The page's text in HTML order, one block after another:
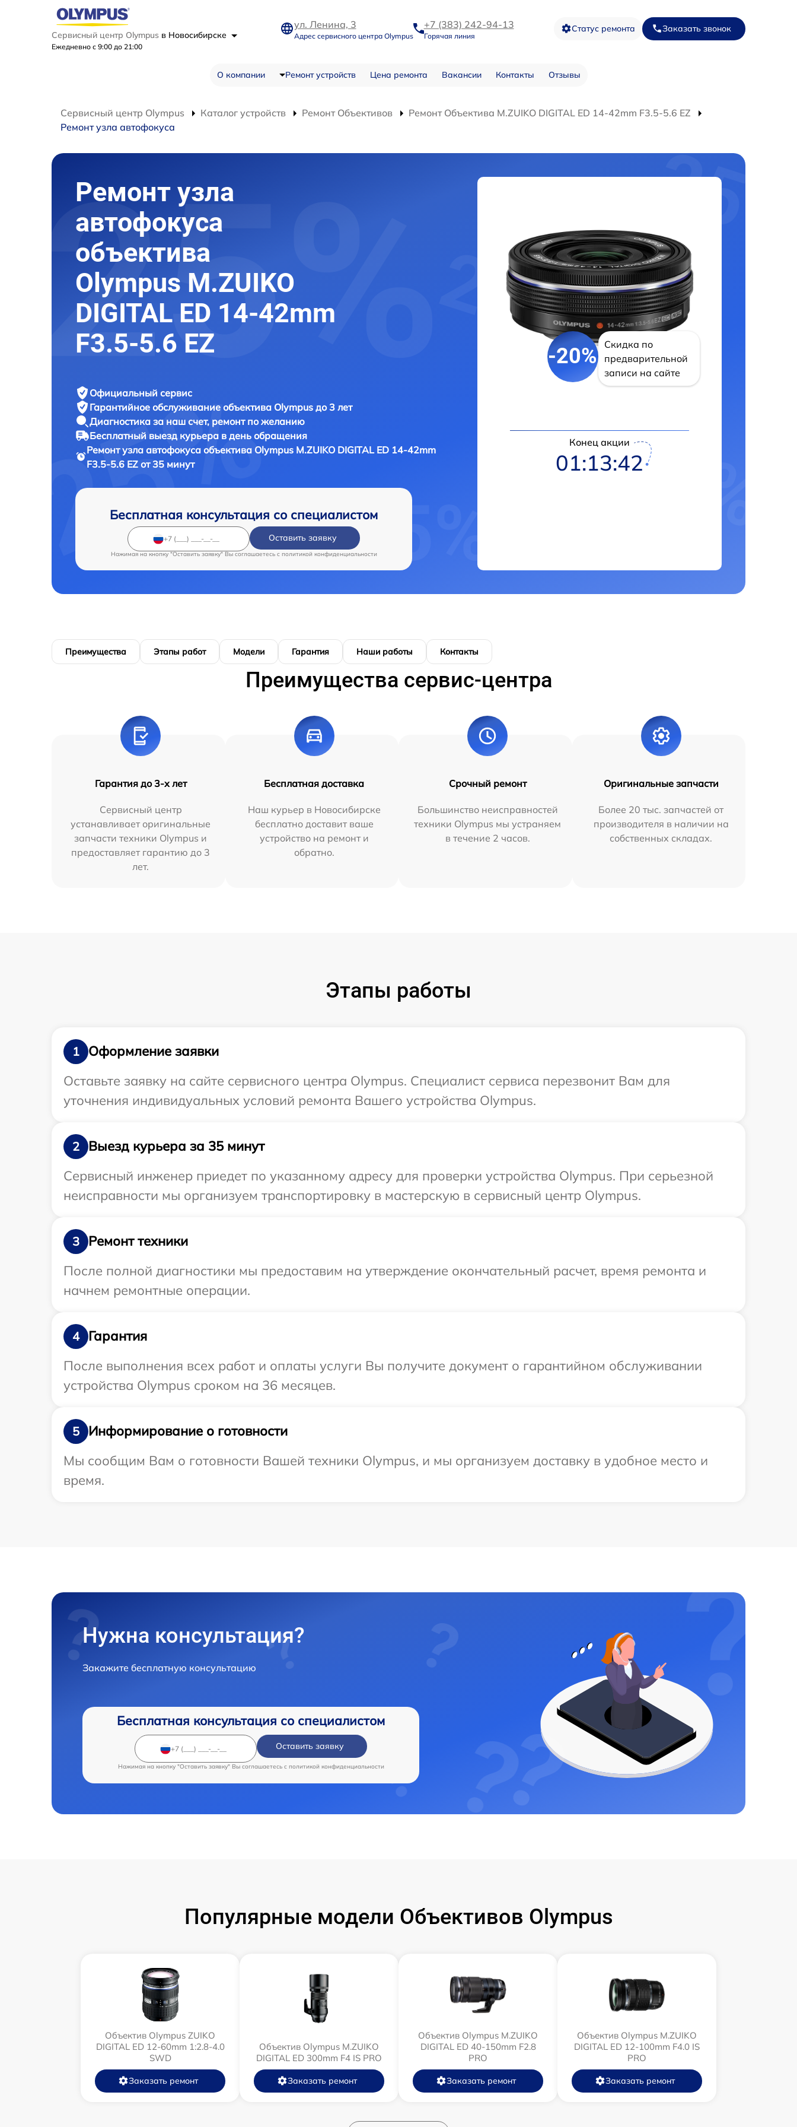
Сервисный центр Olympus в Новосибирске
Ежедневно с 9:00 до 21:00
ул. Ленина, 3
Адрес сервисного центра Olympus
+7 (383) 242-94-13
Горячая линия
Статус ремонта Заказать звонок
О компании Ремонт устройств Цена ремонта Вакансии Контакты Отзывы
Сервисный центр Olympus Каталог устройств Ремонт Объективов
Ремонт Объектива M.ZUIKO DIGITAL ED 14-42mm F3.5-5.6 EZ
Ремонт узла автофокуса
Ремонт узла
автофокуса
объектива
Olympus M.ZUIKO
DIGITAL ED 14-42mm
F3.5-5.6 EZ
Официальный сервис
Гарантийное обслуживание объектива Olympus до 3 лет
Диагностика за наш счет, ремонт по желанию
Бесплатный выезд курьера в день обращения
Ремонт узла автофокуса объектива Olympus M.ZUIKO DIGITAL ED 14-42mm
F3.5-5.6 EZ от 35 минут
Бесплатная консультация со специалистом
Оставить заявку
Нажимая на кнопку "Оставить заявку" Вы соглашаетесь c политикой конфиденциальности
-20%
Скидка по
предварительной
записи на сайте
Конец акции
01:13:41
Преимущества Этапы работ Модели Гарантия Наши работы Контакты
Преимущества сервис-центра
Гарантия до 3-х лет
Сервисный центр
устанавливает оригинальные
запчасти техники Olympus и
предоставляет гарантию до 3
лет.
Бесплатная доставка
Наш курьер в Новосибирске
бесплатно доставит ваше
устройство на ремонт и
обратно.
Срочный ремонт
Большинство неисправностей
техники Olympus мы устраняем
в течение 2 часов.
Оригинальные запчасти
Более 20 тыс. запчастей от
производителя в наличии на
собственных складах.
Этапы работы
1
Оформление заявки
Оставьте заявку на сайте сервисного центра Olympus. Специалист сервиса перезвонит Вам для
уточнения индивидуальных условий ремонта Вашего устройства Olympus.
2
Выезд курьера за 35 минут
Сервисный инженер приедет по указанному адресу для проверки устройства Olympus. При серьезной
неисправности мы организуем транспортировку в мастерскую в сервисный центр Olympus.
3
Ремонт техники
После полной диагностики мы предоставим на утверждение окончательный расчет, время ремонта и
начнем ремонтные операции.
4
Гарантия
После выполнения всех работ и оплаты услуги Вы получите документ о гарантийном обслуживании
устройства Olympus сроком на 36 месяцев.
5
Информирование о готовности
Мы сообщим Вам о готовности Вашей техники Olympus, и мы организуем доставку в удобное место и
время.
Нужна консультация?
Закажите бесплатную консультацию
Бесплатная консультация со специалистом
Оставить заявку
Нажимая на кнопку "Оставить заявку" Вы соглашаетесь c политикой конфиденциальности
Популярные модели Объективов Olympus
Объектив Olympus ZUIKO
DIGITAL ED 12-60mm 1:2.8-4.0
SWD
Заказать ремонт
Объектив Olympus M.ZUIKO
DIGITAL ED 300mm F4 IS PRO
Заказать ремонт
Объектив Olympus M.ZUIKO
DIGITAL ED 40-150mm F2.8
PRO
Заказать ремонт
Объектив Olympus M.ZUIKO
DIGITAL ED 12‑100mm F4.0 IS
PRO
Заказать ремонт